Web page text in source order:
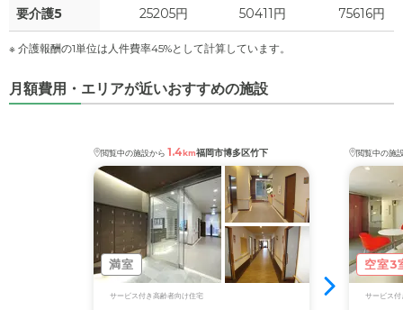
要介護5 25205円 50411円 75616円
※ 介護報酬の1単位は人件費率45%として計算しています。
月額費用・エリアが近いおすすめの施設
閲覧中の施設から 1.4 km福岡市博多区竹下
満室
サービス付き高齢者向け住宅
閲覧中の施
空室3
サービス付